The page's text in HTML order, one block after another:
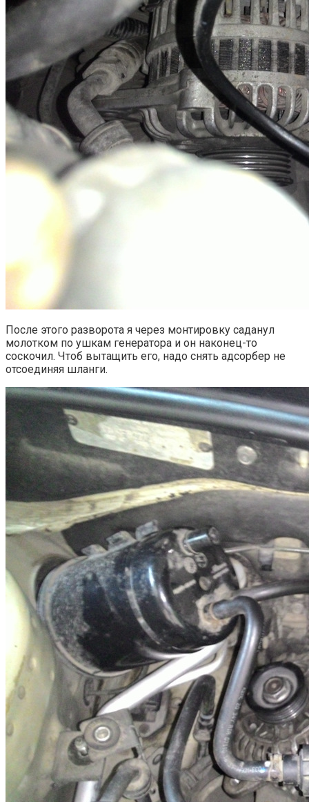
После этого разворота я через монтировку саданул
молотком по ушкам генератора и он наконец-то
соскочил. Чтоб вытащить его, надо снять адсорбер не
отсоединяя шланги.